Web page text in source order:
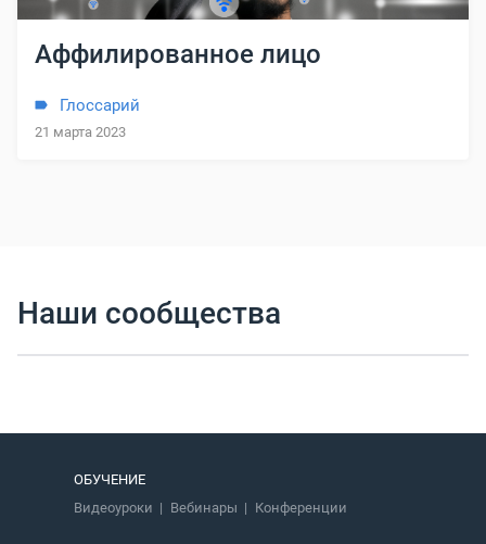
Аффилированное лицо
Глоссарий
21 марта 2023
Наши сообщества
ОБУЧЕНИЕ
Видеоуроки
Вебинары Конференции